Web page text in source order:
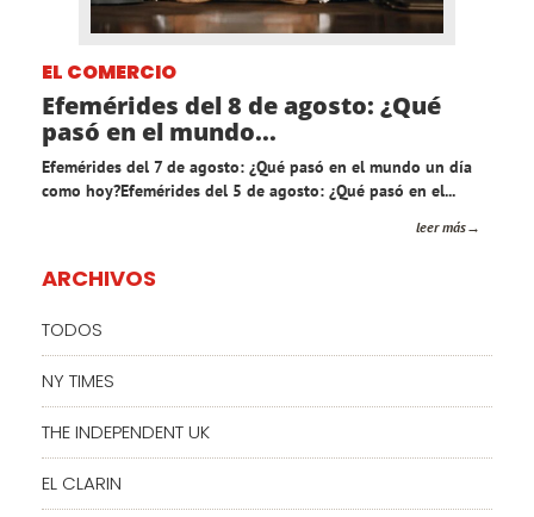
EL COMERCIO
Efemérides del 8 de agosto: ¿Qué
pasó en el mundo...
Efemérides del 7 de agosto: ¿Qué pasó en el mundo un día
como hoy?Efemérides del 5 de agosto: ¿Qué pasó en el...
leer más
ARCHIVOS
TODOS
NY TIMES
THE INDEPENDENT UK
EL CLARIN